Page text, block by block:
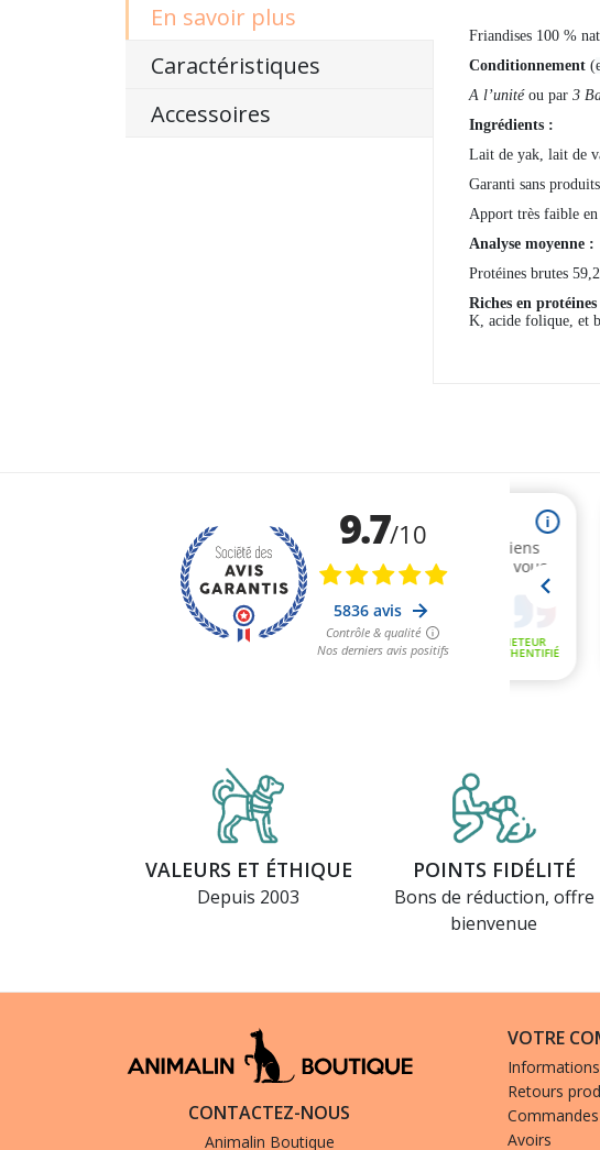
En savoir plus
Caractéristiques
Accessoires
Friandises 100 %
Conditionnement (
A l’unitéou par 3
Ingrédients :
Lait de yak, lait de
Garanti sans
Apport très faible en
Analyse moyenne :
Protéines brutes
Riches en protéines
K, acide folique, et
VALEURS ET ÉTHIQUE
Depuis 2003
POINTS FIDÉLITÉ
Bons de réduction, offre
bienvenue
CONTACTEZ-NOUS
Animalin Boutique
VOTRE
Retours
Commandes
Avoirs